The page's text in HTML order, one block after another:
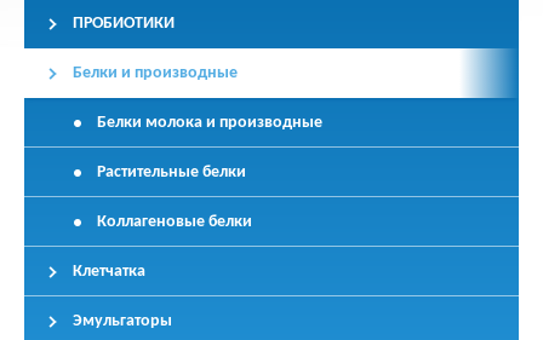
ПРОБИОТИКИ
Белки и производные
Белки молока и производные
Растительные белки
Коллагеновые белки
Клетчатка
Эмульгаторы